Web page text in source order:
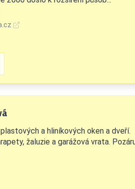
a hliníkových oken a dveří.
žaluzie a garážová vrata.